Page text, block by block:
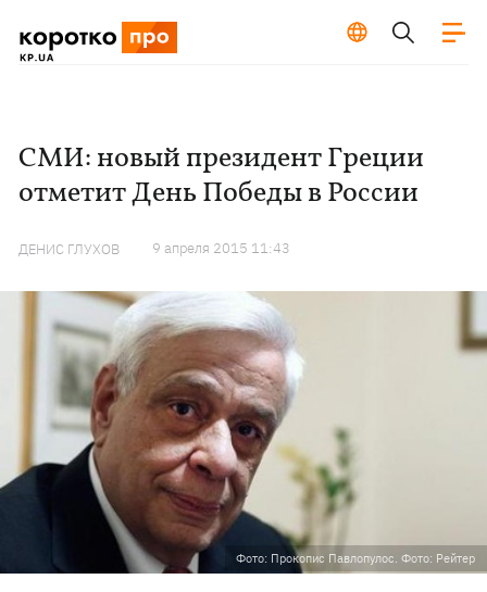
СМИ: новый президент Греции
отметит День Победы в России
ДЕНИС ГЛУХОВ 9 апреля 2015 11:43
Фото: Прокопис Павлопулос. Фото: Рейтер